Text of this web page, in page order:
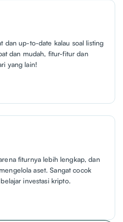
dan up-to-date kalau soal listing
dan mudah, fitur-fitur dan
yang lain!
fiturnya lebih lengkap, dan
aset. Sangat cocok
investasi kripto.